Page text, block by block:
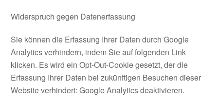
Widerspruch gegen Datenerfassung
Sie können die Erfassung Ihrer Daten durch Google
Analytics verhindern, indem Sie auf folgenden Link
klicken. Es wird ein Opt-Out-Cookie gesetzt, der die
Erfassung Ihrer Daten bei zukünftigen Besuchen dieser
Website verhindert: Google Analytics deaktivieren.